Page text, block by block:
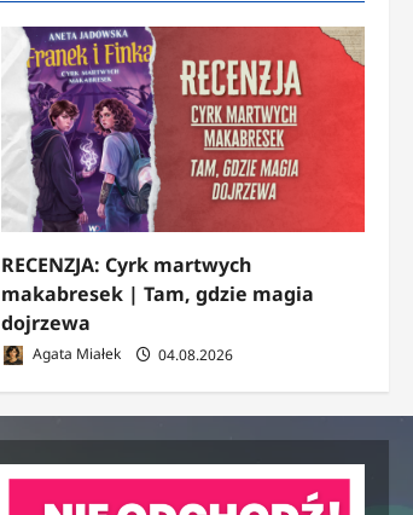
RECENZJA: Cyrk martwych
makabresek | Tam, gdzie magia
dojrzewa
Agata Miałek 04.08.2026